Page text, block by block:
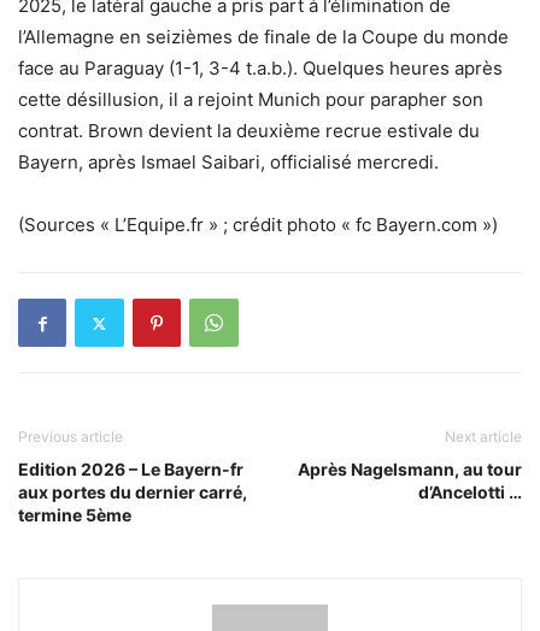
2025, le latéral gauche a pris part à l’élimination de
l’Allemagne en seizièmes de finale de la Coupe du monde
face au Paraguay (1-1, 3-4 t.a.b.). Quelques heures après
cette désillusion, il a rejoint Munich pour parapher son
contrat. Brown devient la deuxième recrue estivale du
Bayern, après Ismael Saibari, officialisé mercredi.
(Sources « L’Equipe.fr » ; crédit photo « fc Bayern.com »)
Previous article
Edition 2026 – Le Bayern-fr
aux portes du dernier carré,
termine 5ème
Next article
Après Nagelsmann, au tour
d’Ancelotti …